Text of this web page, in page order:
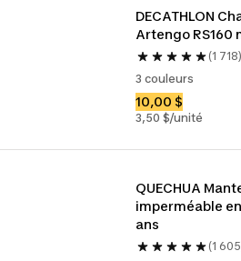
DECATHLON
Artengo RS160
(1 718)
3 couleurs
10,00 $
3,50 $/unité
QUECHUA
imperméable
ans
(1